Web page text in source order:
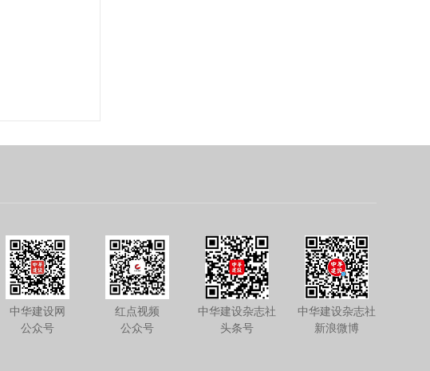
中华建设网
公众号
红点视频
公众号
中华建设杂志社
头条号
中华建设杂志社
新浪微博